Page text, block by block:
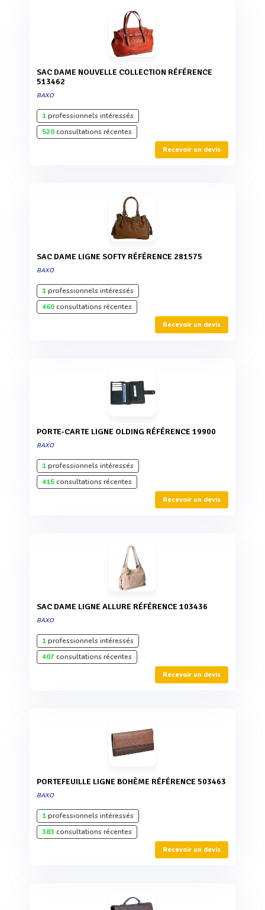
SAC DAME NOUVELLE COLLECTION RÉFÉRENCE
513462
BAXO
1professionnels intéressés
520consultations récentes
Recevoir un devis
SAC DAME LIGNE SOFTY RÉFÉRENCE 281575
BAXO
1professionnels intéressés
460consultations récentes
Recevoir un devis
PORTE-CARTE LIGNE OLDING RÉFÉRENCE 19900
BAXO
1professionnels intéressés
415consultations récentes
Recevoir un devis
SAC DAME LIGNE ALLURE RÉFÉRENCE 103436
BAXO
1professionnels intéressés
407consultations récentes
Recevoir un devis
PORTEFEUILLE LIGNE BOHÈME RÉFÉRENCE 503463
BAXO
1professionnels intéressés
383 consultations récentes
Recevoir un devis